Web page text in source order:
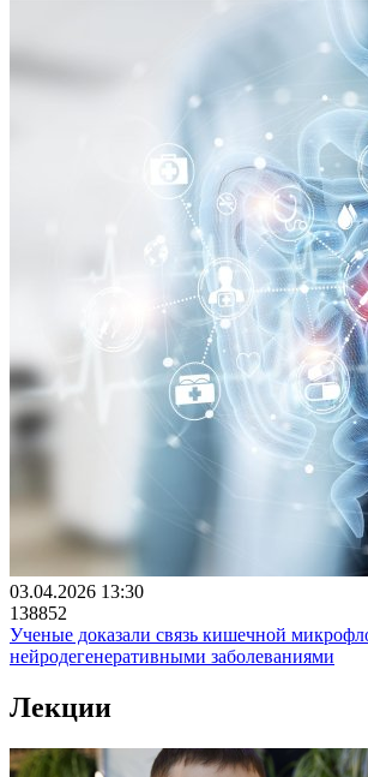
03.04.2026 13:30
138852
Ученые доказали связь кишечной
нейродегенеративными заболеваниями
Лекции